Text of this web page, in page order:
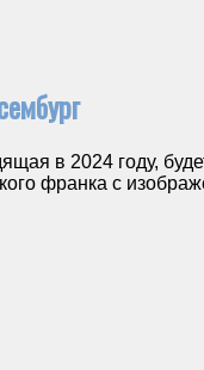
в 2024 году,
франка с